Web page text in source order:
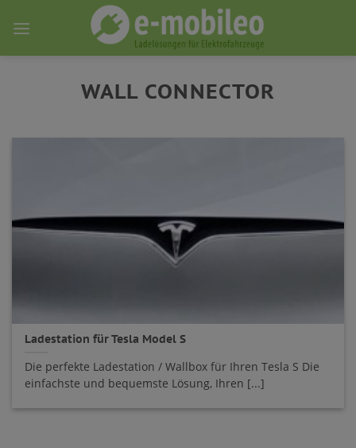
WALL CONNECTOR
Ladestation für Tesla Model S
Die perfekte Ladestation / Wallbox für Ihren Tesla S Die
einfachste und bequemste Lösung, Ihren [...]